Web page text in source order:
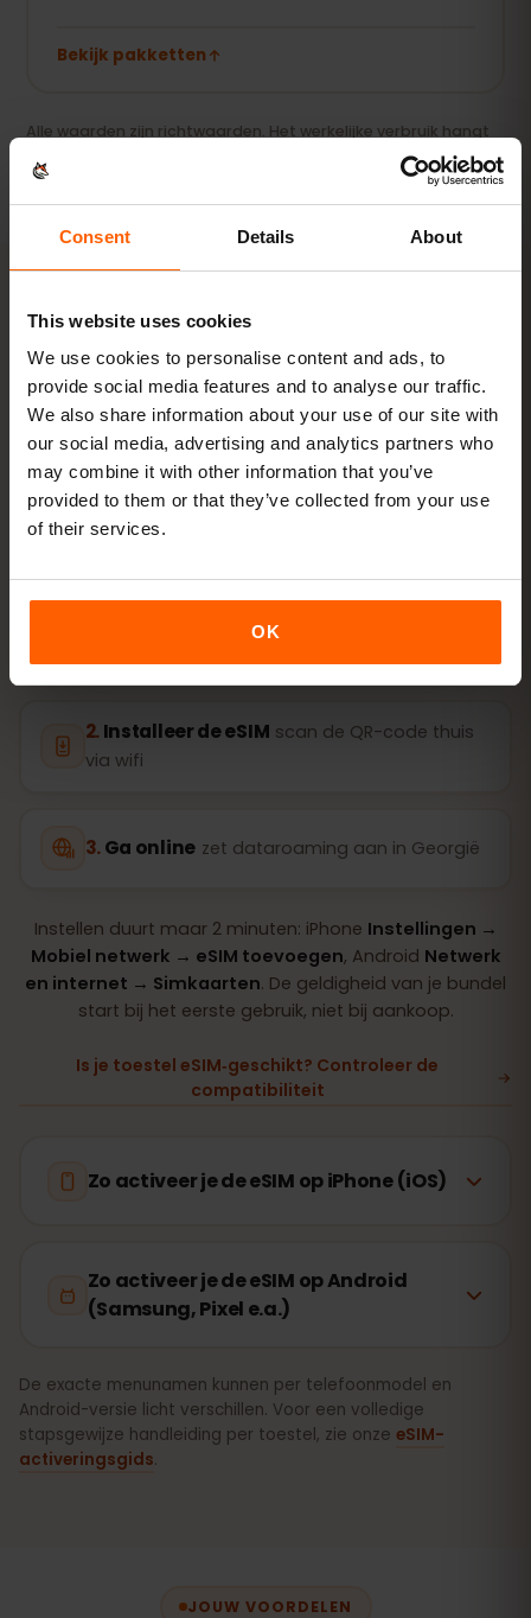
Consent Details About
This website uses cookies
We use cookies to personalise content and ads, to
provide social media features and to analyse our traffic.
We also share information about your use of our site with
our social media, advertising and analytics partners who
may combine it with other information that you’ve
provided to them or that they’ve collected from your use
of their services.
OK
Bekijk pakketten
Alle waarden zijn richtwaarden. Het werkelijke verbruik hangt
ACTIVERING
Activeer je eSIM voor
Georgië in3 stappen
In enkele minuten klaar — zonder fysieke simkaart.
Koop een bundel QR-code direct per e‑mail
Installeer de eSIM scan de QR-code thuis
via wifi
Ga online zet dataroaming aan in Georgië
Instellen duurt maar 2 minuten: iPhone Instellingen →
Mobiel netwerk → eSIM toevoegen, Android Netwerk
en internet → Simkaarten. De geldigheid van je bundel
start bij het eerste gebruik, niet bij aankoop.
Is je toestel eSIM‑geschikt? Controleer de
compatibiliteit
Zo activeer je de eSIM op iPhone (iOS)
Zo activeer je de eSIM op Android
(Samsung, Pixel e.a.)
De exacte menunamen kunnen per telefoonmodel en
Android-versie licht verschillen. Voor een volledige
stapsgewijze handleiding per toestel, zie onze eSIM-
activeringsgids.
JOUW VOORDELEN